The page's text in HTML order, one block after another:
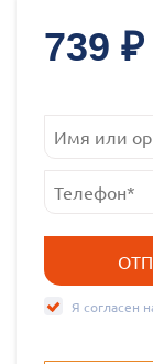
739 ₽
Я согласен